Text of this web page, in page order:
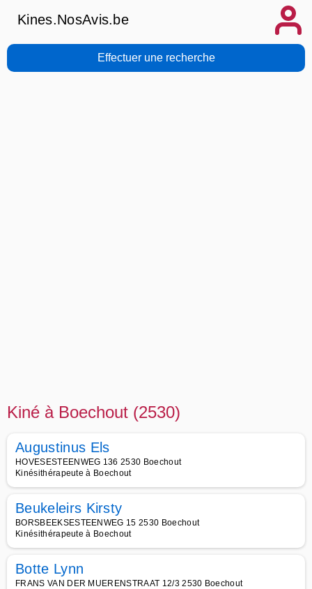
Kines.NosAvis.be
Effectuer une recherche
Kiné à Boechout (2530)
Augustinus Els
HOVESESTEENWEG 136 2530 Boechout
Kinésithérapeute à Boechout
Beukeleirs Kirsty
BORSBEEKSESTEENWEG 15 2530 Boechout
Kinésithérapeute à Boechout
Botte Lynn
FRANS VAN DER MUERENSTRAAT 12/3 2530 Boechout